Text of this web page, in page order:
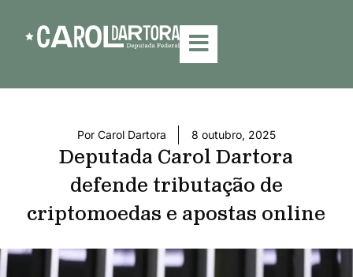
PorCarol Dartora 8 outubro, 2025
Deputada Carol Dartora
defende tributação de
criptomoedas e apostas online